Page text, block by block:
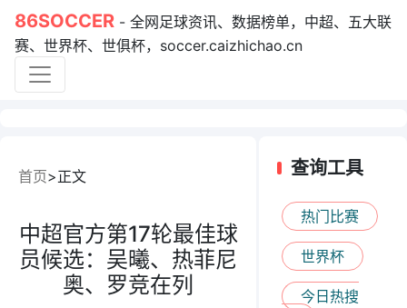
86SOCCER - 全网足球资讯、数据榜单，中超、五大联
赛、世界杯、世俱杯，soccer.caizhichao.cn
首页 正文
中超官方第17轮最佳球
员候选：吴曦、热菲尼
奥、罗竞在列
查询工具
热门比赛
世界杯
今日热搜